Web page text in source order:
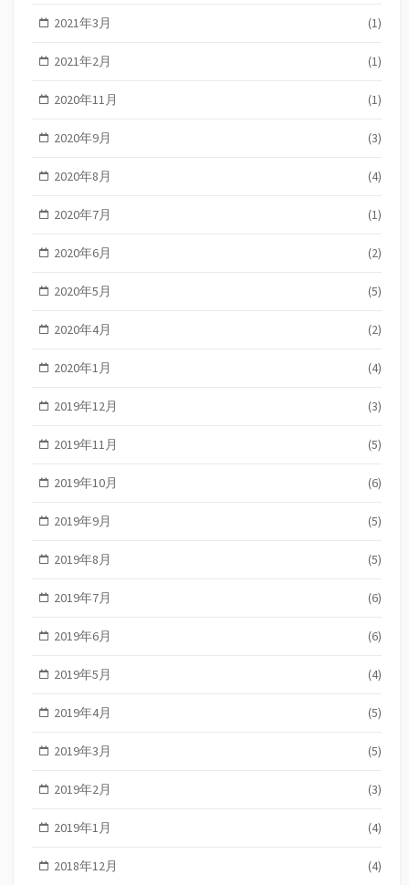
2021年3月 (1)
2021年2月 (1)
2020年11月 (1)
2020年9月 (3)
2020年8月 (4)
2020年7月 (1)
2020年6月 (2)
2020年5月 (5)
2020年4月 (2)
2020年1月 (4)
2019年12月 (3)
2019年11月 (5)
2019年10月 (6)
2019年9月 (5)
2019年8月 (5)
2019年7月 (6)
2019年6月 (6)
2019年5月 (4)
2019年4月 (5)
2019年3月 (5)
2019年2月 (3)
2019年1月 (4)
2018年12月 (4)